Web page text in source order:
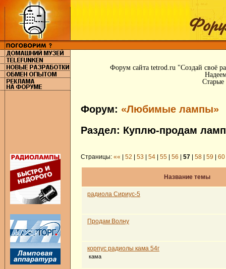
Форум сайта tetrod.ru "Создай своё
Старые
Форум: «Любимые лампы»
Раздел: Куплю-продам
Страницы: «« 52 53 54 55 56 57 58 59 60
Название темы
радиола Сириус-5
Продам Волну
корпус радиолы кама 54г
кама